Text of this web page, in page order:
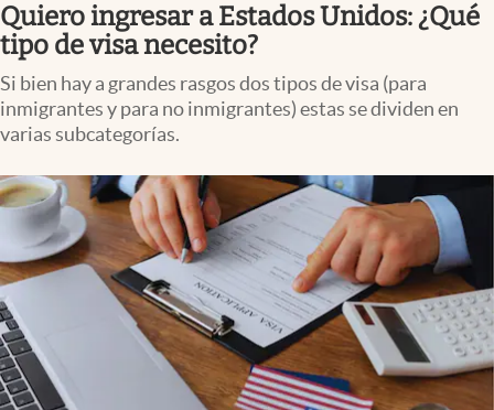
Espiritual
Streaming
PC y mobile
USA
Quiero ingresar a Estados Unidos: ¿Qué
tipo de visa necesito?
Si bien hay a grandes rasgos dos tipos de visa (para
inmigrantes y para no inmigrantes) estas se dividen en
varias subcategorías.